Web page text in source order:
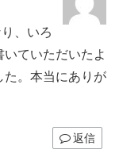
、いろ
ていただいたよ
た。本当にありが
返信